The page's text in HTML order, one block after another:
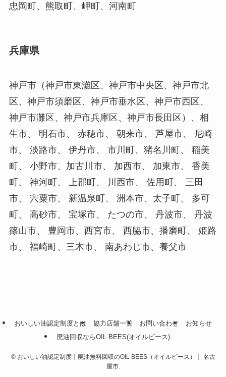
忠岡町、熊取町、岬町、河南町
兵庫県
神戸市（神戸市東灘区、神戸市中央区、神戸市北
区、神戸市須磨区、神戸市垂水区、神戸市西区、
神戸市灘区、神戸市兵庫区、神戸市長田区）、相
生市、 明石市、 赤穂市、 朝来市、 芦屋市、 尼崎
市、 淡路市、 伊丹市、 市川町、猪名川町、 稲美
町、 小野市、加古川市、 加西市、 加東市、 香美
町、 神河町、 上郡町、 川西市、 佐用町、 三田
市、 宍粟市、 新温泉町、 洲本市、太子町、 多可
町、 高砂市、 宝塚市、 たつの市、 丹波市、 丹波
篠山市、 豊岡市、西宮市、 西脇市、播磨町、 姫路
市、 福崎町、三木市、 南あわじ市、養父市
おいしい油認定制度とは 協力店舗一覧 お問い合わせ
お知らせ
廃油回収ならOIL BEES(オイルビース)
©おいしい油認定制度｜廃油無料回収のOIL BEES（オイルビース）｜ 名古
屋市.